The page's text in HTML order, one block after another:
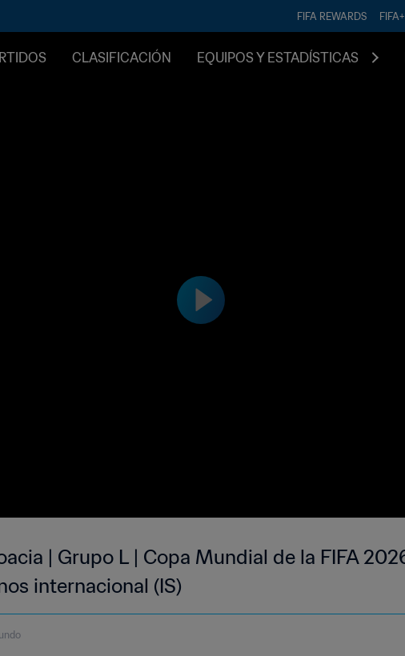
FIFA REWARDS FIFA+
CLASIFICACIÓN EQUIPOS Y ESTADÍSTICAS
| Grupo L | Copa Mundial de la FIFA
internacional (IS)